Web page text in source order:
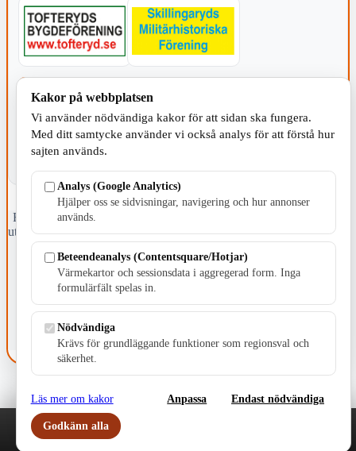
Fristående webbtidningsföretag grundat 1991 som sedan 2002 ger
ut tidningen Skillingaryd.nu och 2010 lanserades Värnamo.nu. Från
april 2026 omfattar Skillingaryd.nu tre kommuner: Gnosjö,
Värnamo och Vaggeryds kommun.
Kontakta oss
E-post: redaktionen@skillingaryd.nu
Postadress: Gisslaköp 1, 568 92 Skillingaryd
Kakinställningar
Kakor på webbplatsen
Vi använder nödvändiga kakor för att sidan ska fungera.
Med ditt samtycke använder vi också analys för att förstå hur
sajten används.
Analys (Google Analytics)
Hjälper oss se sidvisningar, navigering och hur annonser
används.
Beteendeanalys (Contentsquare/Hotjar)
Värmekartor och sessionsdata i aggregerad form. Inga
formulärfält spelas in.
Nödvändiga
Krävs för grundläggande funktioner som regionsval och
säkerhet.
Läs mer om kakor Anpassa Endast nödvändiga
Godkänn alla